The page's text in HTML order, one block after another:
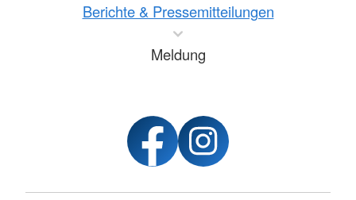
Berichte & Pressemitteilungen
Meldung